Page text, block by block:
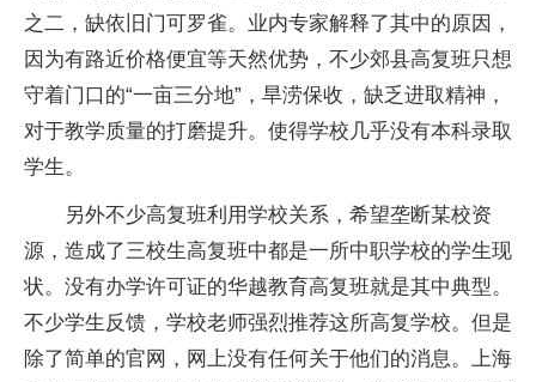
之二，缺依旧门可罗雀。业内专家解释了其中的原因，
因为有路近价格便宜等天然优势，不少郊县高复班只想
守着门口的“一亩三分地”，旱涝保收，缺乏进取精神，
对于教学质量的打磨提升。使得学校几乎没有本科录取
学生。
另外不少高复班利用学校关系，希望垄断某校资
源，造成了三校生高复班中都是一所中职学校的学生现
状。没有办学许可证的华越教育高复班就是其中典型。
不少学生反馈，学校老师强烈推荐这所高复学校。但是
除了简单的官网，网上没有任何关于他们的消息。上海